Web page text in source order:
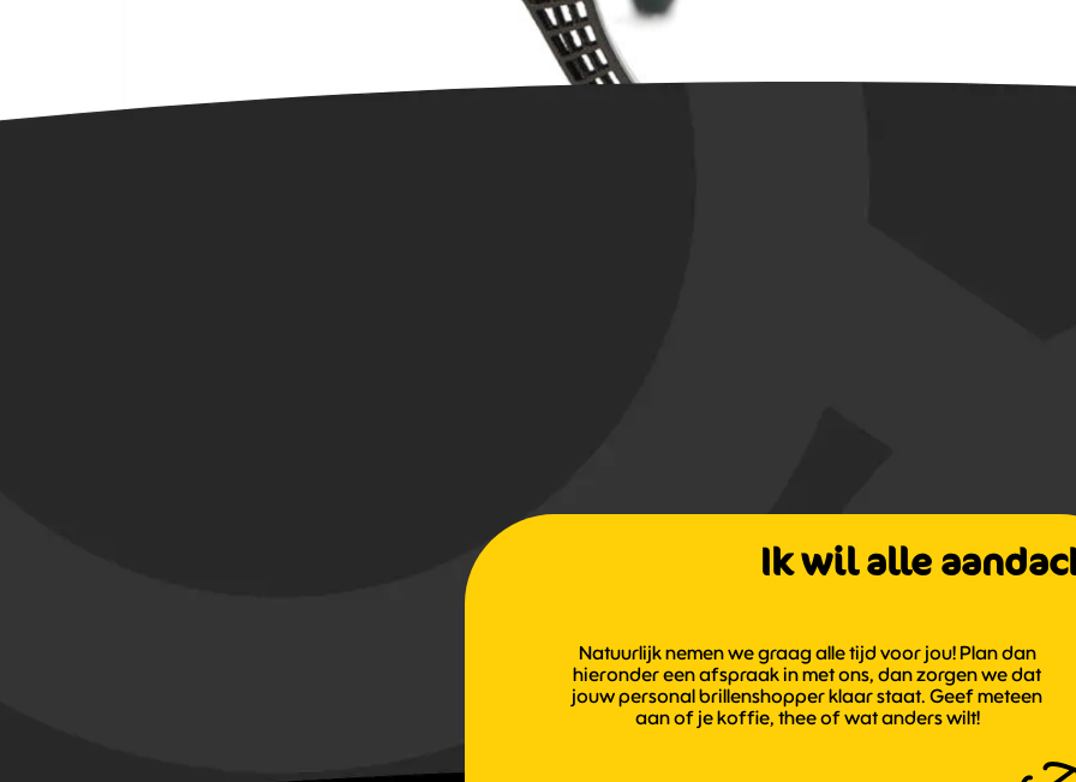
Ik wil alle
Natuurlijk nemen we graag alle tijd voor jou! Plan dan
hieronder een afspraak in met ons, dan zorgen we dat
jouw personal brillenshopper klaar staat. Geef meteen
aan of je koffie, thee of wat anders wilt!